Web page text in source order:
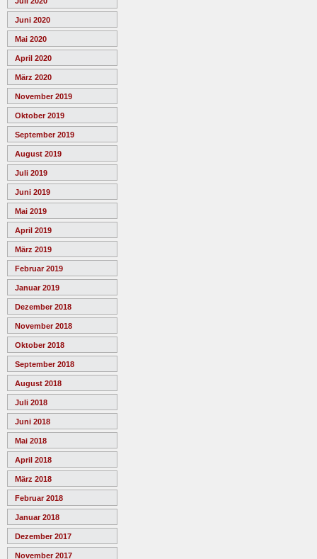
Juni 2020
Mai 2020
April 2020
März 2020
November 2019
Oktober 2019
September 2019
August 2019
Juli 2019
Juni 2019
Mai 2019
April 2019
März 2019
Februar 2019
Januar 2019
Dezember 2018
November 2018
Oktober 2018
September 2018
August 2018
Juli 2018
Juni 2018
Mai 2018
April 2018
März 2018
Februar 2018
Januar 2018
Dezember 2017
November 2017